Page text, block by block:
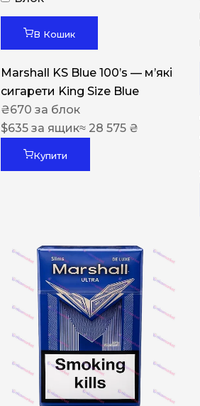
В Кошик
Marshall KS Blue 100’s — м’які
сигарети King Size Blue
₴670 за блок
$635 за ящик≈ 28 575 ₴
Купити